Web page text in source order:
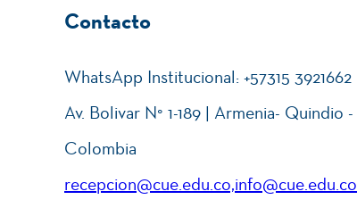
Contacto
WhatsApp Institucional: +57315 3921662
Av. Bolivar N° 1-189 | Armenia- Quindio -
Colombia
recepcion@cue.edu.co,info@cue.edu.co